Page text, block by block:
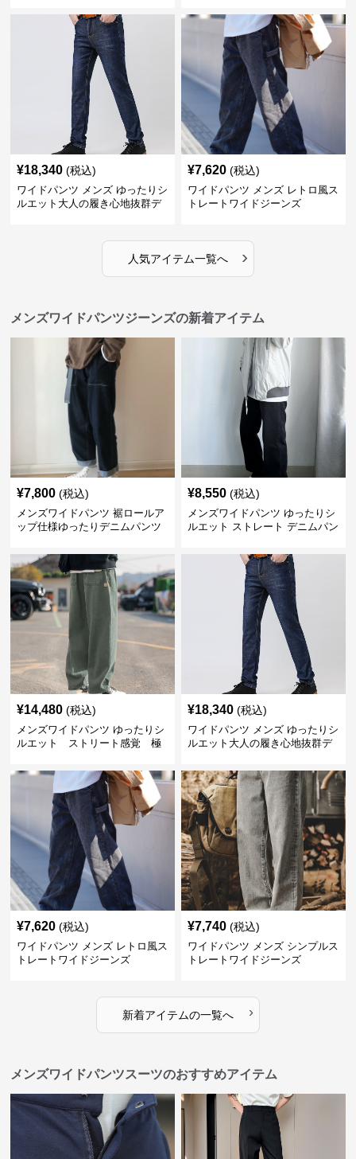
¥18,340 (税込)
ワイドパンツ メンズ ゆったりシ
ルエット大人の履き心地抜群デ
¥7,620 (税込)
ワイドパンツ メンズ レトロ風ス
トレートワイドジーンズ
人気アイテム一覧へ ›
メンズワイドパンツジーンズの新着アイテム
¥7,800 (税込)
メンズワイドパンツ 裾ロールア
ップ仕様ゆったりデニムパンツ
¥8,550 (税込)
メンズワイドパンツ ゆったりシ
ルエット ストレート デニムパン
¥14,480 (税込)
メンズワイドパンツ ゆったりシ
ルエット ストリート感覚 極
¥18,340 (税込)
ワイドパンツ メンズ ゆったりシ
ルエット大人の履き心地抜群デ
¥7,620 (税込)
ワイドパンツ メンズ レトロ風ス
トレートワイドジーンズ
¥7,740 (税込)
ワイドパンツ メンズ シンプルス
トレートワイドジーンズ
新着アイテムの一覧へ ›
メンズワイドパンツスーツのおすすめアイテム